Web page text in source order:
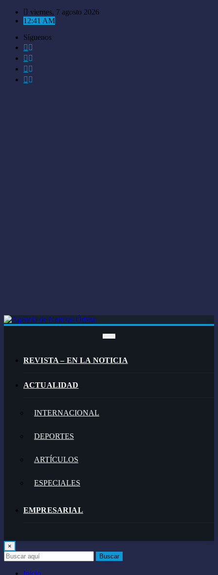
Saltar
viernes, 7 agosto 2026
12:41 AM
Síguenos
REVISTA – EN LA NOTICIA
ACTUALIDAD
INTERNACIONAL
DEPORTES
ARTÍCULOS
ESPECIALES
EMPRESARIAL
×
Buscar
Inicio